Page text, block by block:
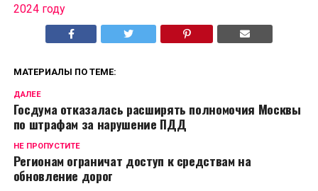
2024 году
МАТЕРИАЛЫ ПО ТЕМЕ:
ДАЛЕЕ
Госдума отказалась расширять полномочия Москвы
по штрафам за нарушение ПДД
НЕ ПРОПУСТИТЕ
Регионам ограничат доступ к средствам на
обновление дорог